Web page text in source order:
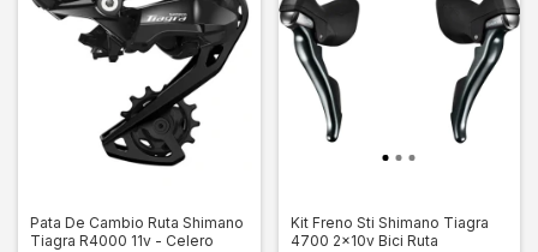
Pata De Cambio Ruta Shimano
Tiagra R4000 11v - Celero
Kit Freno Sti Shimano Tiagra
4700 2x10v Bici Ruta